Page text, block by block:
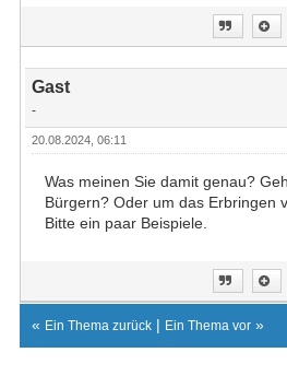
Gast
-
20.08.2024, 06:11
Was meinen Sie damit genau?
Bürgern? Oder um das Erbringen
Bitte ein paar Beispiele.
« Ein Thema zurück| Ein Thema vor»